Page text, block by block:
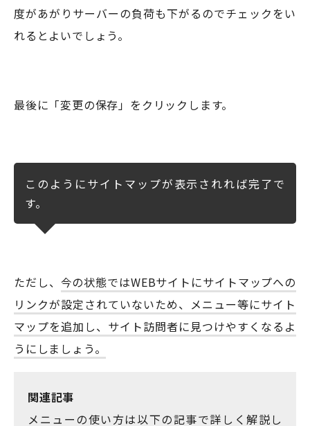
度があがりサーバーの負荷も下がるのでチェックをい
れるとよいでしょう。
最後に「変更の保存」をクリックします。
このようにサイトマップが表示されれば完了で
す。
ただし、 今の状態ではWEBサイトにサイトマップへの
リンクが設定されていないため、メニュー等にサイト
マップを追加し、サイト訪問者に見つけやすくなるよ
うにしましょう。
関連記事
メニューの使い方は以下の記事で詳しく解説し